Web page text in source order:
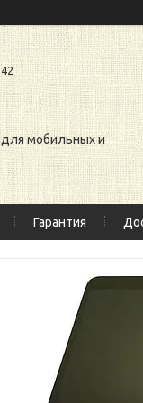
для мобильных и
Гарантия